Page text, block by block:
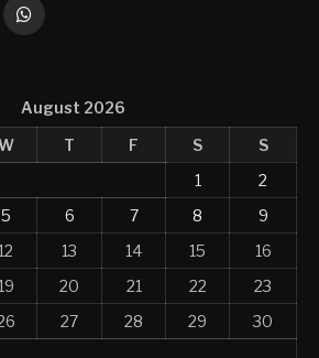
WhatsApp
August 2026
T F S
S
1
2
5 6 7 8
9
13 14 15
16
20 21 22
23
27 28 29
30